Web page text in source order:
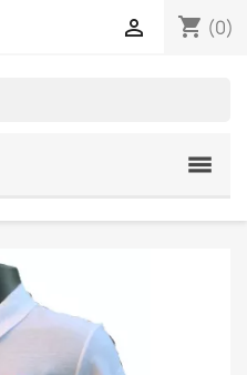
shopping_cart (0)
